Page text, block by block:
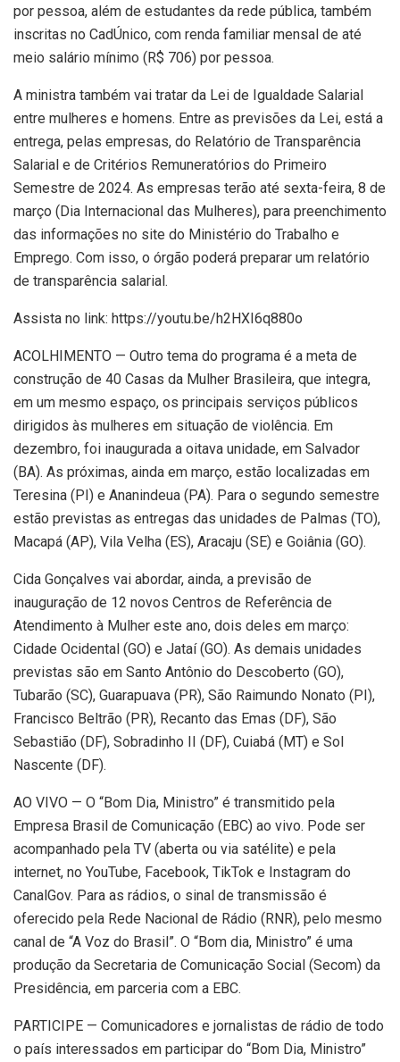
por pessoa, além de estudantes da rede pública, também
inscritas no CadÚnico, com renda familiar mensal de até
meio salário mínimo (R$ 706) por pessoa.
A ministra também vai tratar da Lei de Igualdade Salarial
entre mulheres e homens. Entre as previsões da Lei, está a
entrega, pelas empresas, do Relatório de Transparência
Salarial e de Critérios Remuneratórios do Primeiro
Semestre de 2024. As empresas terão até sexta-feira, 8 de
março (Dia Internacional das Mulheres), para preenchimento
das informações no site do Ministério do Trabalho e
Emprego. Com isso, o órgão poderá preparar um relatório
de transparência salarial.
Assista no link: https://youtu.be/h2HXI6q880o
ACOLHIMENTO — Outro tema do programa é a meta de
construção de 40 Casas da Mulher Brasileira, que integra,
em um mesmo espaço, os principais serviços públicos
dirigidos às mulheres em situação de violência. Em
dezembro, foi inaugurada a oitava unidade, em Salvador
(BA). As próximas, ainda em março, estão localizadas em
Teresina (PI) e Ananindeua (PA). Para o segundo semestre
estão previstas as entregas das unidades de Palmas (TO),
Macapá (AP), Vila Velha (ES), Aracaju (SE) e Goiânia (GO).
Cida Gonçalves vai abordar, ainda, a previsão de
inauguração de 12 novos Centros de Referência de
Atendimento à Mulher este ano, dois deles em março:
Cidade Ocidental (GO) e Jataí (GO). As demais unidades
previstas são em Santo Antônio do Descoberto (GO),
Tubarão (SC), Guarapuava (PR), São Raimundo Nonato (PI),
Francisco Beltrão (PR), Recanto das Emas (DF), São
Sebastião (DF), Sobradinho II (DF), Cuiabá (MT) e Sol
Nascente (DF).
AO VIVO — O “Bom Dia, Ministro” é transmitido pela
Empresa Brasil de Comunicação (EBC) ao vivo. Pode ser
acompanhado pela TV (aberta ou via satélite) e pela
internet, no YouTube, Facebook, TikTok e Instagram do
CanalGov. Para as rádios, o sinal de transmissão é
oferecido pela Rede Nacional de Rádio (RNR), pelo mesmo
canal de “A Voz do Brasil”. O “Bom dia, Ministro” é uma
produção da Secretaria de Comunicação Social (Secom) da
Presidência, em parceria com a EBC.
PARTICIPE — Comunicadores e jornalistas de rádio de todo
o país interessados em participar do “Bom Dia, Ministro”